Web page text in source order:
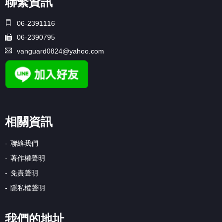
06-2391116
06-2390795
vanguard0824@yahoo.com
相關資訊
聯絡我們
著作權聲明
免責聲明
隱私權聲明
我們的地址